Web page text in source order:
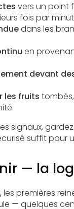
vers un point
fois par
dans les
en
devant
les fruits
signaux,
suffit pour
— la
premières
— quelques